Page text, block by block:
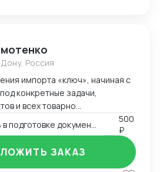
Россия
импорта «ключ», начиная с
конкретные задачи,
и всех товарно
разрешительных документов,
схем и заканчивая
описанием товара и его
500
₽
ЗАКАЗ